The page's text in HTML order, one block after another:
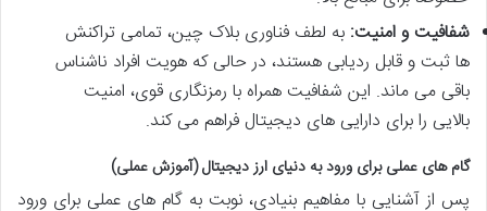
شفافیت و امنیت: به لطف فناوری بلاک چین، تمامی تراکنش
ها ثبت و قابل ردیابی هستند، در حالی که هویت افراد ناشناس
باقی می ماند. این شفافیت همراه با رمزنگاری قوی، امنیت
بالایی را برای دارایی های دیجیتال فراهم می کند.
گام های عملی برای ورود به دنیای ارز دیجیتال (آموزش عملی)
پس از آشنایی با مفاهیم بنیادی، نوبت به گام های عملی برای ورود